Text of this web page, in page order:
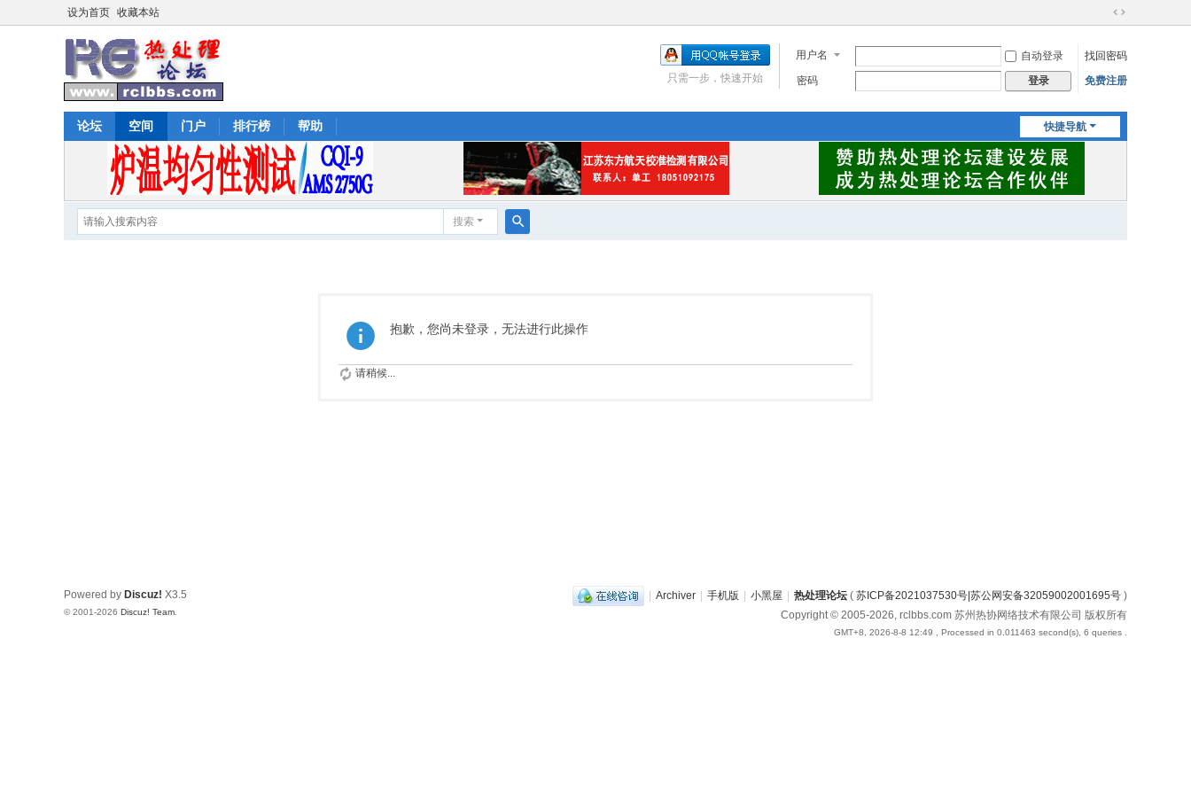
设为首页 收藏本站
切
到
宽
用户名 自动登录
找回密码
密码
登录 免费注册
只需一步，快速开始
快捷导航
论坛 空间 门户 排行榜 帮助
搜索
抱歉，您尚未登录，无法进行此操作
请稍候...
| Archiver | 手机版 | 小黑屋 | 热处理论坛 ( 苏ICP备2021037530号|苏公网安备32059002001695号 )
Copyright © 2005-2026, rclbbs.com 苏州热协网络技术有限公司 版权所有
GMT+8, 2026-8-8 12:49 , Processed in 0.011463 second(s), 6 queries .
Powered by Discuz! X3.5
© 2001-2026 Discuz! Team